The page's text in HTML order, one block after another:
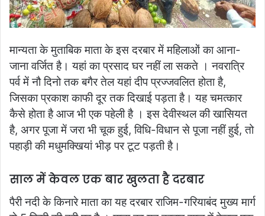
मान्यता के मुताबिक माता के इस दरबार में महिलाओं का आना-
जाना वर्जित है। यहां का प्रसाद घर नहीं ला सकते । नवरात्रि
पर्व में नौ दिनो तक बगैर तेल यहां दीप प्रज्जवलित होता है,
जिसका प्रकाश काफी दूर तक दिखाई पड़ता है। यह चमत्कार
कैसे होता है आज भी एक पहेली है । इस देवीस्थल की खासियत
है, अगर पूजा में जरा भी चूक हुई, विधि-विधान से पूजा नहीं हुई, तो
पहाड़ी की मधुमक्खियां भीड़ पर टूट पड़ती है।
साल में केवल एक बार खुलता है दरबार
पैरी नदी के किनारे माता का यह दरबार राजिम-गरियाबंद मुख्य मार्ग